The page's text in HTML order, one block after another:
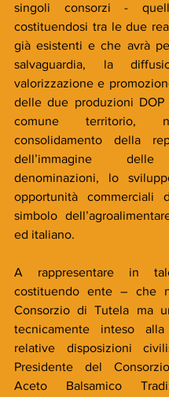
singoli consorzi -
costituendosi tra le due
già esistenti e che avrà
salvaguardia, la
valorizzazione e
delle due produzioni
comune territorio,
consolidamento della
dell’immagine
denominazioni, lo
opportunità commerciali
simbolo
ed italiano.
A rappresentare in
costituendo ente – che
Consorzio di Tutela ma
tecnicamente inteso
relative disposizioni
Presidente del
Aceto Balsamico